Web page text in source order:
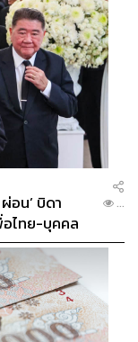
อน’ บิดา
อไทย-บุคคล
...